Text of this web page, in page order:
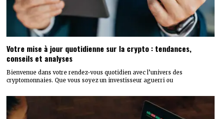
Votre mise à jour quotidienne sur la crypto : tendances,
conseils et analyses
Bienvenue dans votre rendez-vous quotidien avec l’univers des
cryptomonnaies. Que vous soyez un investisseur aguerri ou